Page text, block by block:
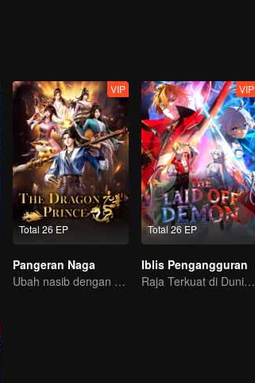
Total 26 EP
VIP
Pangeran Naga
Ubah nasib dengan usaha sendiri
Total 26 EP
VIP
Iblis Pengangguran
Raja Terkuat di Dunia Iblis Tiba-tiba di PHK?